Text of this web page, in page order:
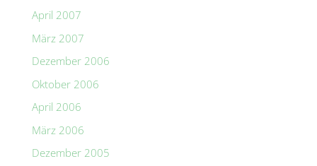
April 2007
März 2007
Dezember 2006
Oktober 2006
April 2006
März 2006
Dezember 2005